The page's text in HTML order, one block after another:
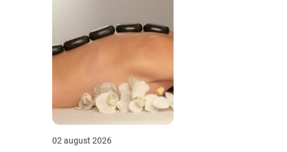
02 august 2026